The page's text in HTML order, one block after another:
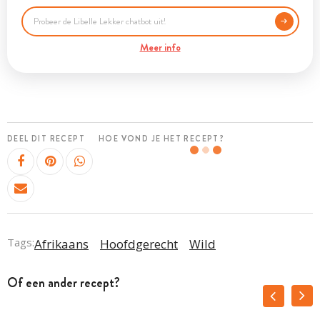
Meer info
DEEL DIT RECEPT HOE VOND JE HET RECEPT?
Tags:Afrikaans Hoofdgerecht Wild
Of een ander recept?